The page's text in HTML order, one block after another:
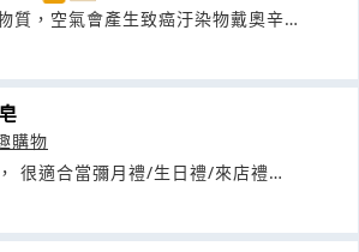
質，空氣會產生致癌汙染物戴奧辛
購物
成品非常精緻可愛唷， 很適合當彌月禮/生日禮/來店禮…